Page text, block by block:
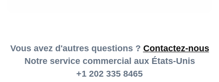
Vous avez d'autres questions ? Contactez-nous
Notre service commercial aux États-Unis
+1 202 335 8465